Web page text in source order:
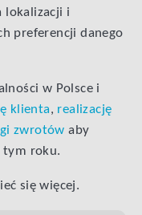
lokalizacji i
preferencji danego
w Polsce i
klienta, realizację
zwrotów aby
tym roku.
się więcej.